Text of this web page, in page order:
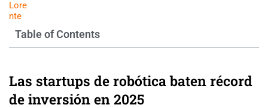
Table of Contents
Las startups de robótica baten récord
de inversión en 2025